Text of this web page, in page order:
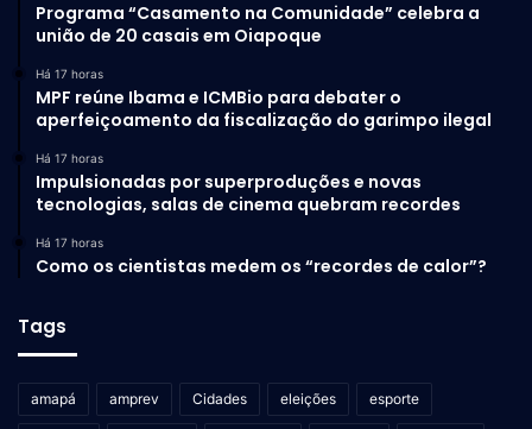
Programa “Casamento na Comunidade” celebra a
união de 20 casais em Oiapoque
Há 17 horas
MPF reúne Ibama e ICMBio para debater o
aperfeiçoamento da fiscalização do garimpo ilegal
Há 17 horas
Impulsionadas por superproduções e novas
tecnologias, salas de cinema quebram recordes
Há 17 horas
Como os cientistas medem os “recordes de calor”?
Tags
amapá amprev Cidades eleições esporte